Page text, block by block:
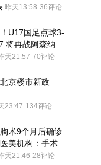
昨天13:58 36评论
U17国足点球3-
将再战阿森纳
天21:57 70评论
京楼市新政
23:47 134评论
术9个月后确诊
美机构：手术不
症，建议走司法
天21:46 28评论